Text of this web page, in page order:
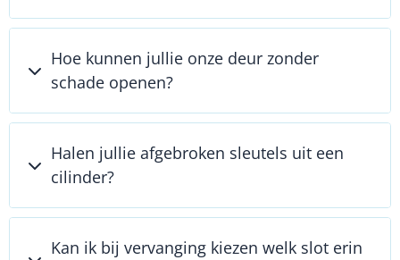
Hoe kunnen jullie onze deur zonder
schade openen?
Halen jullie afgebroken sleutels uit een
cilinder?
Kan ik bij vervanging kiezen welk slot erin